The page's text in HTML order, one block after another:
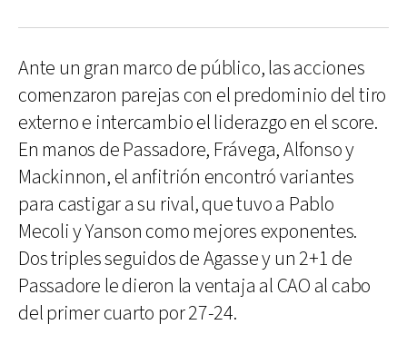
Ante un gran marco de público, las acciones
comenzaron parejas con el predominio del tiro
externo e intercambio el liderazgo en el score.
En manos de Passadore, Frávega, Alfonso y
Mackinnon, el anfitrión encontró variantes
para castigar a su rival, que tuvo a Pablo
Mecoli y Yanson como mejores exponentes.
Dos triples seguidos de Agasse y un 2+1 de
Passadore le dieron la ventaja al CAO al cabo
del primer cuarto por 27-24.